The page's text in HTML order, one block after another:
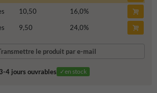
10,50 16,0%
9,50 24,0%
le produit par e-mail
4 jours ouvrables ✓en stock